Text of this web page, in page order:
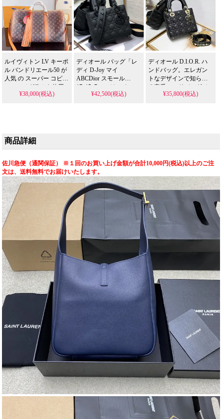
コピー品が格安で提供
され、ディオール ディ
オール バッグの洗練さ
れた魅力を手軽に体感
いただけます。
ロエベ ロエベ バッグの
注目アイテムです。
イルを手軽に取り入れ
られます。
ルイヴィトン LV キーポ
ル バンドリエール50 が
人気 の スーパー コピ
ー。モノグラムを使用
した超大容量ボストン
を 格安 で提供し、芸能
人 スタイルを手軽に取
¥38,000(税込)
ディオール バッグ「レ
ディ D-Joy マイ
ABCDior スモール
17x15x7cm」は、チェー
ンとレザーの取り外し
性が魅力。この精巧な
スーパーコピー品は、N
級品に迫る高品質を格
安で実現。ディオール
ディオール バッグの洗
練された魅力を手軽に
取り入れ
¥42,500(税込)
ディオール D.I.O.R. ハ
ンドバッグ。エレガン
トなデザインで知られ
る定番ハンドバッグで
す。芸能人も選ぶ上品
¥35,800(税込)
商品詳細
佐川急便（通関保証） ※１回のお買い上げ金額が合計10,000円(税込)以上のご注
文は、送料無料でお届けいたします。